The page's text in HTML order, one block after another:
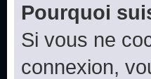
Pourquoi
Si vous ne
connexion,